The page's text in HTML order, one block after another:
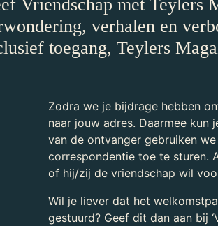
Vriendschap met Teylers
verhalen en
toegang, Teylers
Zodra we je bijdrage hebben
naar jouw adres. Daarmee kun
van de ontvanger gebruiken
correspondentie toe te sturen.
of hij/zij de vriendschap wil
Wil je liever dat het
gestuurd? Geef dit dan aan bij